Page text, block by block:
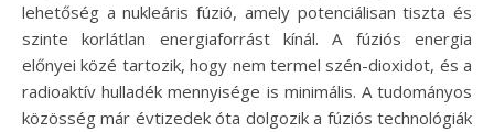
lehetőség a nukleáris fúzió, amely potenciálisan tiszta és
szinte korlátlan energiaforrást kínál. A fúziós energia
előnyei közé tartozik, hogy nem termel szén-dioxidot, és a
radioaktív hulladék mennyisége is minimális. A tudományos
közösség már évtizedek óta dolgozik a fúziós technológiák